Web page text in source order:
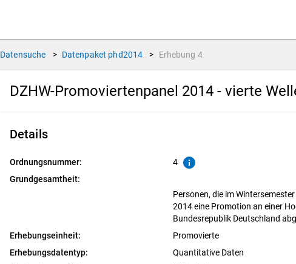
Datensuche > Datenpaket phd2014 > Erhebung 4
DZHW-Promoviertenpanel 2014 - vierte
Details
Ordnungsnummer: 4 info
Grundgesamtheit:
Personen, die im
2014 eine Promotion an einer
Bundesrepublik Deutschland
Erhebungseinheit:
Promovierte
Erhebungsdatentyp:
Quantitative Daten